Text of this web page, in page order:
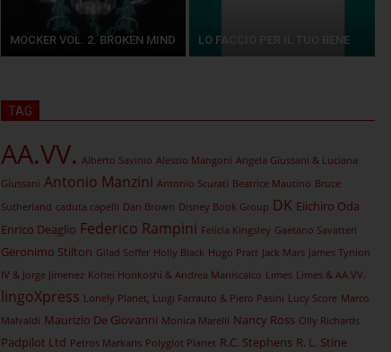
MOCKER VOL. 2. BROKEN MIND LO FACCIO PER IL TUO BENE
TAG
AA.VV. Alberto Savinio Alessio Mangoni Angela Giussani & Luciana
Giussani Antonio Manzini Antonio Scurati Beatrice Mautino Bruce
Sutherland caduta capelli Dan Brown Disney Book Group DK Eiichiro Oda
Enrico Deaglio Federico Rampini Felicia Kingsley Gaetano Savatteri
Geronimo Stilton Gilad Soffer Holly Black Hugo Pratt Jack Mars James Tynion
IV & Jorge Jimenez Kohei Horikoshi & Andrea Maniscalco Limes Limes & AA.VV.
lingoXpress Lonely Planet, Luigi Farrauto & Piero Pasini Lucy Score Marco
Malvaldi Maurizio De Giovanni Monica Marelli Nancy Ross Olly Richards
Padpilot Ltd Petros Markaris Polyglot Planet R.C. Stephens R. L. Stine